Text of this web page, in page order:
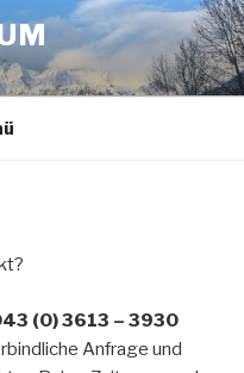
(0) 3613 – 3930
Anfrage und